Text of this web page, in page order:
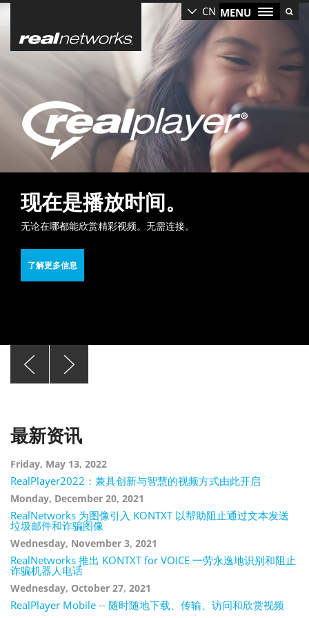
Skip
main
content
MENU
CN
现在是播放时间。
无论在哪都能欣赏精彩视频。无需连接。
了解更多信息
Previous
REALTIMES
瞬
间。
NextKONTXT
过
的
文
本
消
息
来
加
新
的
入。
最新资讯
Friday, May 13, 2022
RealPlayer2022：兼具创新与智慧的视频方式由此开启
Monday, December 20, 2021
RealNetworks 为图像引入 KONTXT 以帮助阻止通过文本发送
垃圾邮件和诈骗图像
Wednesday, November 3, 2021
RealNetworks 推出 KONTXT for VOICE 一劳永逸地识别和阻止
诈骗机器人电话
Wednesday, October 27, 2021
RealPlayer Mobile -- 随时随地下载、传输、访问和欣赏视频